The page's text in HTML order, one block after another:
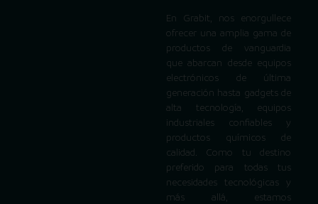
En Grabit, nos enorgullece
ofrecer una amplia gama de
productos de vanguardia
que abarcan desde equipos
electrónicos de última
generación hasta gadgets de
alta tecnología, equipos
industriales confiables y
productos químicos de
calidad. Como tu destino
preferido para todas tus
necesidades tecnológicas y
más allá, estamos